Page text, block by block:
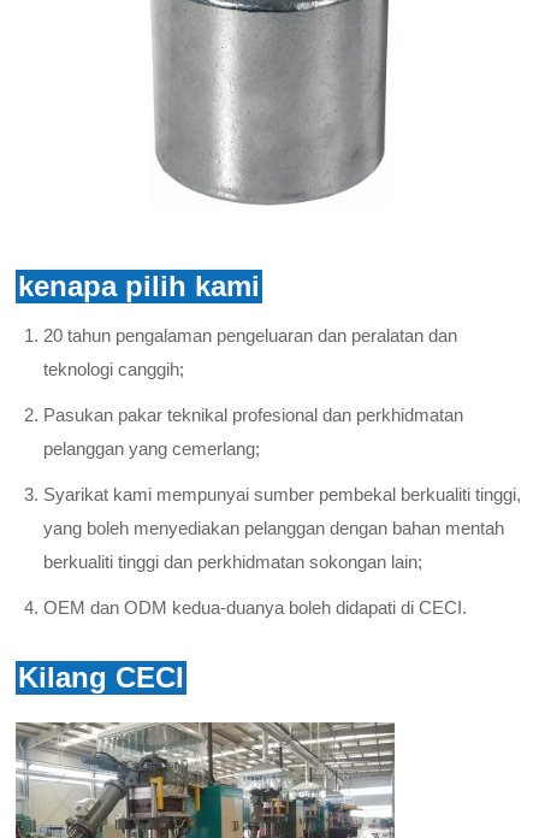
kenapa pilih kami
20 tahun pengalaman pengeluaran dan peralatan dan
teknologi canggih;
Pasukan pakar teknikal profesional dan perkhidmatan
pelanggan yang cemerlang;
Syarikat kami mempunyai sumber pembekal berkualiti tinggi,
yang boleh menyediakan pelanggan dengan bahan mentah
berkualiti tinggi dan perkhidmatan sokongan lain;
OEM dan ODM kedua-duanya boleh didapati di CECI.
Kilang CECI